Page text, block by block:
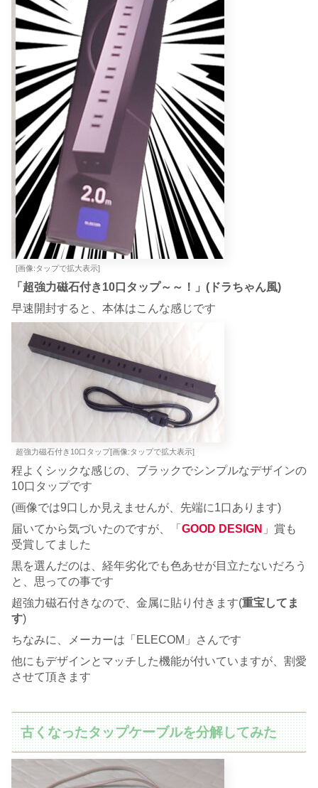
[画像:タップで拡大表示]
「超強力磁石付き10口タップ～～！」(ドラちゃん風)
早速開封すると、本体はこんな感じです
超強力磁石付き10口タップ[画像:タップで拡大表示]
程よくシックな感じの、ブラックでシンプルなデザインの
10口タップです
(画像では9口しか見えませんが、先端に1口あります)
届いてから気づいたのですが、「 GOOD DESIGN 」賞も
受賞してました
黒を選んだのは、経年劣化でも色あせが目立たないだろう
と、思っての事です
超強力磁石付きなので、金属に貼り付きます(重宝してま
す)
ちなみに、メーカーは「ELECOM」さんです
他にもデザインとマッチした機能が付いていますが、割愛
させて頂きます
古くなったタップケーブルを分解してみた